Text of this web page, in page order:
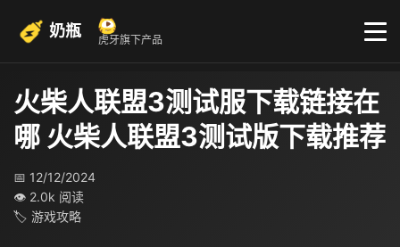
奶瓶 虎牙旗下产品
火柴人联盟3测试服下载链接在
哪 火柴人联盟3测试版下载推荐
📅 12/12/2024
👁 2.0k 阅读
🏷 游戏攻略